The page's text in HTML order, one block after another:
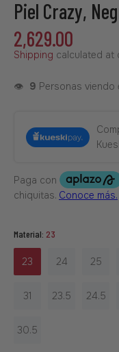
Piel Crazy,
2,629.00
Shipping calculated at
👁️ 9 Personas
Material: 23
23 24 25
31 23.5 24.5
30.5